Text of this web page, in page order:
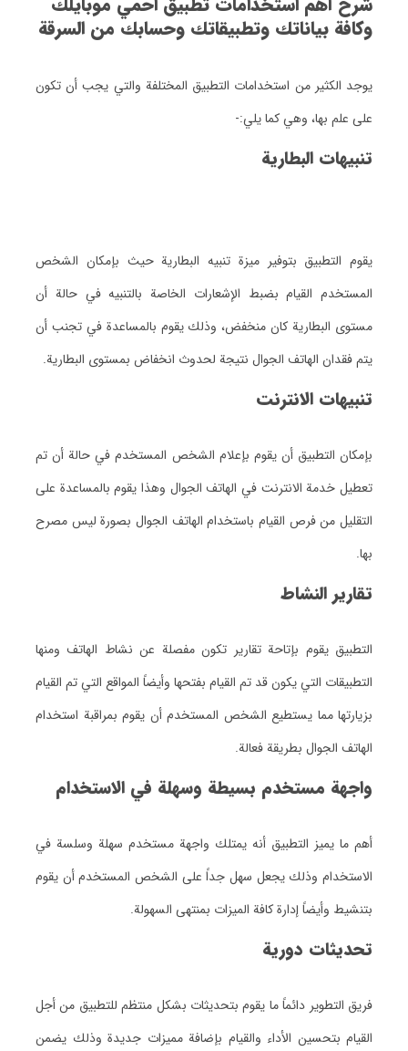
وكافة بياناتك وتطبيقاتك وحسابك من السرقة
يوجد الكثير من استخدامات التطبيق المختلفة والتي يجب أن تكون
على علم بها، وهي كما يلي:-
تنبيهات البطارية
يقوم التطبيق بتوفير ميزة تنبيه البطارية حيث بإمكان الشخص
المستخدم القيام بضبط الإشعارات الخاصة بالتنبيه في حالة أن
مستوى البطارية كان منخفض، وذلك يقوم بالمساعدة في تجنب أن
يتم فقدان الهاتف الجوال نتيجة لحدوث انخفاض بمستوى البطارية.
تنبيهات الانترنت
بإمكان التطبيق أن يقوم بإعلام الشخص المستخدم في حالة أن تم
تعطيل خدمة الانترنت في الهاتف الجوال وهذا يقوم بالمساعدة على
التقليل من فرص القيام باستخدام الهاتف الجوال بصورة ليس مصرح
بها.
تقارير النشاط
التطبيق يقوم بإتاحة تقارير تكون مفصلة عن نشاط الهاتف ومنها
التطبيقات التي يكون قد تم القيام بفتحها وأيضاً المواقع التي تم القيام
بزيارتها مما يستطيع الشخص المستخدم أن يقوم بمراقبة استخدام
الهاتف الجوال بطريقة فعالة.
واجهة مستخدم بسيطة وسهلة في الاستخدام
أهم ما يميز التطبيق أنه يمتلك واجهة مستخدم سهلة وسلسة في
الاستخدام وذلك يجعل سهل جداً على الشخص المستخدم أن يقوم
بتنشيط وأيضاً إدارة كافة الميزات بمنتهى السهولة.
تحديثات دورية
فريق التطوير دائماً ما يقوم بتحديثات بشكل منتظم للتطبيق من أجل
القيام بتحسين الأداء والقيام بإضافة مميزات جديدة وذلك يضمن